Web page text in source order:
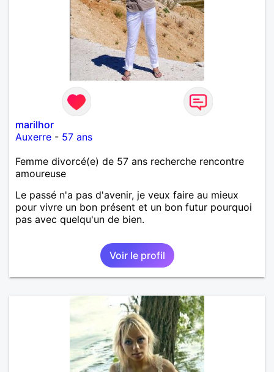
marilhor
Auxerre - 57 ans
Femme divorcé(e) de 57 ans recherche rencontre
amoureuse
Le passé n'a pas d'avenir, je veux faire au mieux
pour vivre un bon présent et un bon futur pourquoi
pas avec quelqu'un de bien.
Voir le profil